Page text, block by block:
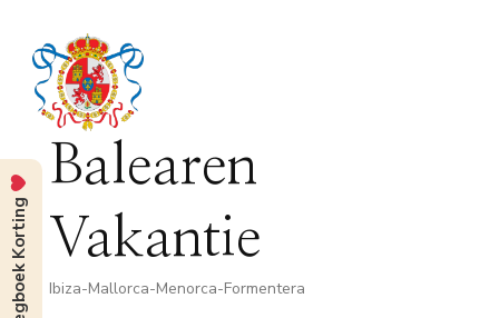
Balearen
Vakantie
Ibiza-Mallorca-Menorca-Formentera
Vroegboek Korting